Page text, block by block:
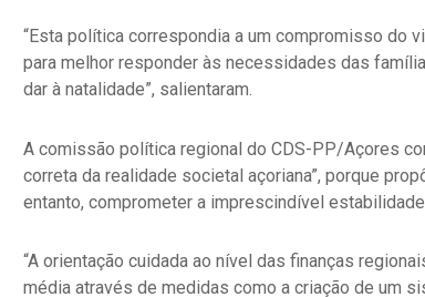
“Esta política correspondia a um compromisso do
para melhor responder às necessidades das
dar à natalidade”, salientaram.
A comissão política regional do CDS-PP/Açores
correta da realidade societal açoriana”, porque
entanto, comprometer a imprescindível
“A orientação cuidada ao nível das finanças
média através de medidas como a criação de um